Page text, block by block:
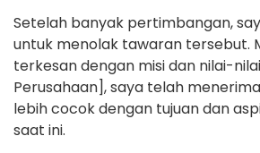
Setelah banyak pertimbangan,
untuk menolak tawaran tersebut.
terkesan dengan misi dan nilai-
Perusahaan], saya telah
lebih cocok dengan tujuan dan
saat ini.